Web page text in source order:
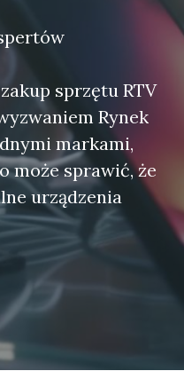
sprzętu RTV
Rynek
markami,
może sprawić, że
urządzenia